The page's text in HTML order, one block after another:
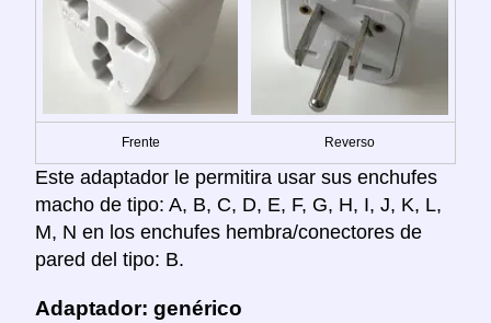
Frente Reverso
Este adaptador le permitira usar sus enchufes
macho de tipo: A, B, C, D, E, F, G, H, I, J, K, L,
M, N en los enchufes hembra/conectores de
pared del tipo: B.
Adaptador: genérico